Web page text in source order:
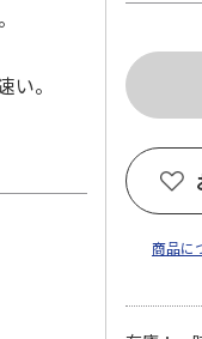
。
商品に